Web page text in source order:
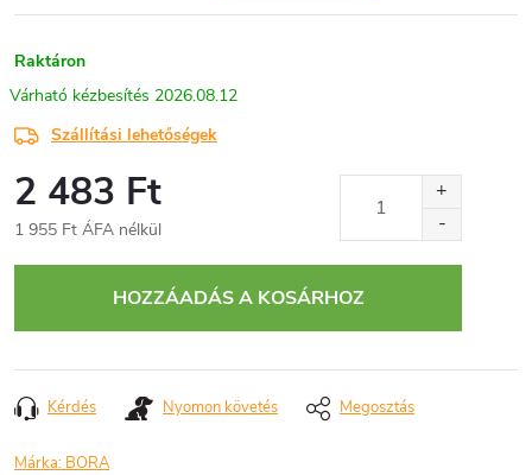
Raktáron
2026.08.12
Szállítási lehetőségek
2 483 Ft
1 955 Ft ÁFA nélkül
HOZZÁADÁS A KOSÁRHOZ
Kérdés Nyomon követés Megosztás
Márka: BORA